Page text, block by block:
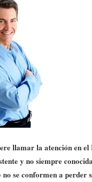
llamar la atención en el
y no siempre
se conformen a perder